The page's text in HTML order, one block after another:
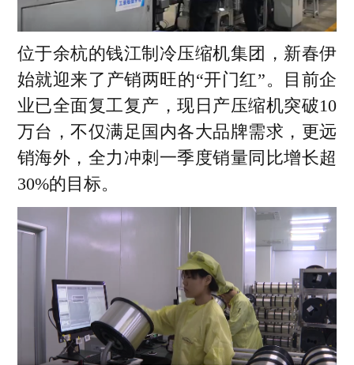
加紧施工，助力区域经济高质量发展
以上内容由AI大模型生成，仅供参考
位于余杭的钱江制冷压缩机集团，新春伊
始就迎来了产销两旺的“开门红”。目前企
业已全面复工复产，现日产压缩机突破10
万台，不仅满足国内各大品牌需求，更远
销海外，全力冲刺一季度销量同比增长超
30%的目标。